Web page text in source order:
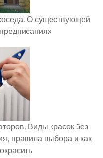
О существующей
Виды красок без
правила выбора и как